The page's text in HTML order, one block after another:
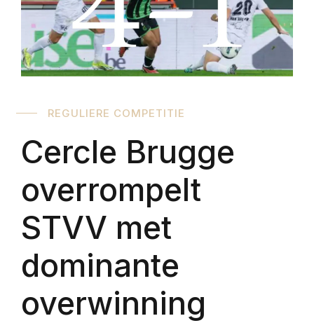
REGULIERE COMPETITIE
Cercle Brugge
overrompelt
STVV met
dominante
overwinning